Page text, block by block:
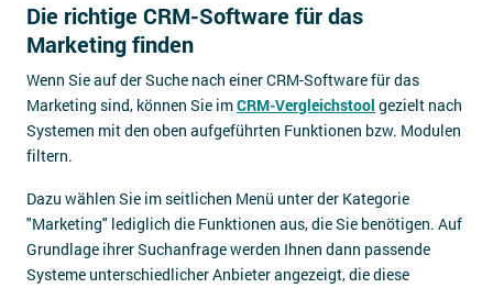
Die richtige CRM-Software für das
Marketing finden
Wenn Sie auf der Suche nach einer CRM-Software für das
Marketing sind, können Sie imCRM-Vergleichstool gezielt nach
Systemen mit den oben aufgeführten Funktionen bzw. Modulen
filtern.
Dazu wählen Sie im seitlichen Menü unter der Kategorie
"Marketing" lediglich die Funktionen aus, die Sie benötigen. Auf
Grundlage ihrer Suchanfrage werden Ihnen dann passende
Systeme unterschiedlicher Anbieter angezeigt, die diese